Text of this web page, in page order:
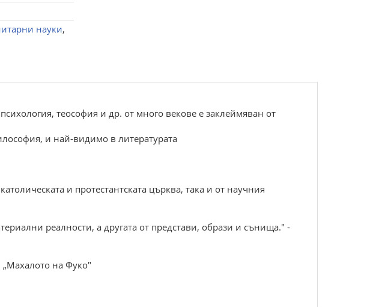
науки,
теософия и др. от много векове е заклеймяван от
и най-видимо в литературата
и протестантската църква, така и от научния
реалности, а другата от представи, образи и сънища." -
„Махалото на Фуко"